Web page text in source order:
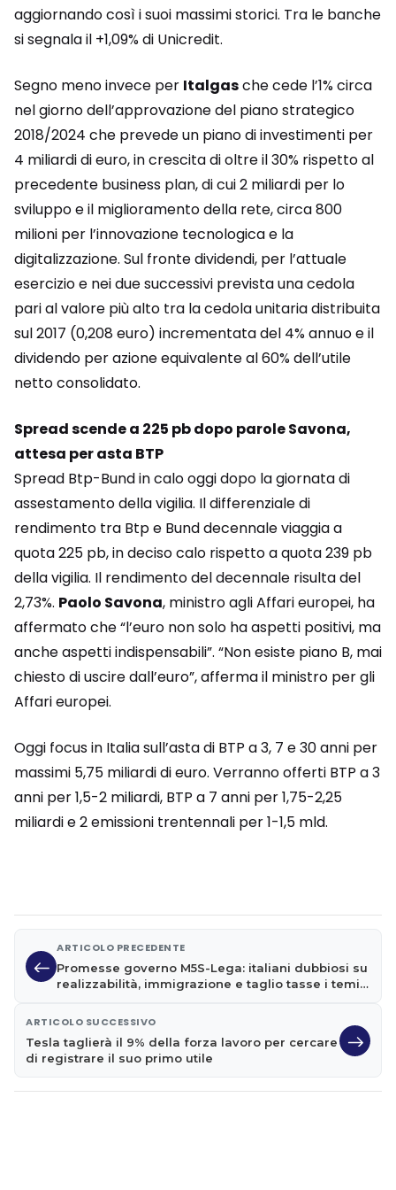
aggiornando così i suoi massimi storici. Tra le banche
si segnala il +1,09% di Unicredit.
Segno meno invece per Italgasche cede l’1% circa
nel giorno dell’approvazione del piano strategico
2018/2024 che prevede un piano di investimenti per
4 miliardi di euro, in crescita di oltre il 30% rispetto al
precedente business plan, di cui 2 miliardi per lo
sviluppo e il miglioramento della rete, circa 800
milioni per l’innovazione tecnologica e la
digitalizzazione. Sul fronte dividendi, per l’attuale
esercizio e nei due successivi prevista una cedola
pari al valore più alto tra la cedola unitaria distribuita
sul 2017 (0,208 euro) incrementata del 4% annuo e il
dividendo per azione equivalente al 60% dell’utile
netto consolidato.
Spread scende a 225 pb dopo parole Savona,
attesa per asta BTP
Spread Btp-Bund in calo oggi dopo la giornata di
assestamento della vigilia. Il differenziale di
rendimento tra Btp e Bund decennale viaggia a
quota 225 pb, in deciso calo rispetto a quota 239 pb
della vigilia. Il rendimento del decennale risulta del
2,73%. Paolo Savona, ministro agli Affari europei, ha
affermato che “l’euro non solo ha aspetti positivi, ma
anche aspetti indispensabili”. “Non esiste piano B, mai
chiesto di uscire dall’euro”, afferma il ministro per gli
Affari europei.
Oggi focus in Italia sull’asta di BTP a 3, 7 e 30 anni per
massimi 5,75 miliardi di euro. Verranno offerti BTP a 3
anni per 1,5-2 miliardi, BTP a 7 anni per 1,75-2,25
miliardi e 2 emissioni trentennali per 1-1,5 mld.
ARTICOLO PRECEDENTE
Promesse governo M5S-Lega: italiani dubbiosi su
realizzabilità, immigrazione e taglio tasse i temi
ARTICOLO SUCCESSIVO
Tesla taglierà il 9% della forza lavoro per cercare
di registrare il suo primo utile